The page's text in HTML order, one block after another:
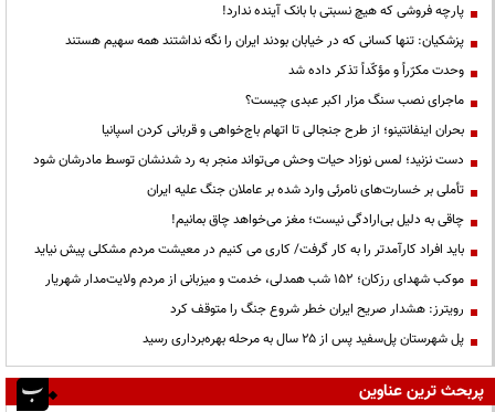
پارچه فروشی که هیچ نسبتی با بانک آینده ندارد!
پزشکیان: تنها کسانی که در خیابان بودند ایران را نگه نداشتند همه سهیم هستند
وحدت مکرّراً و مؤکّداً تذکر داده شد
ماجرای نصب سنگ مزار اکبر عبدی چیست؟
بحران اینفانتینو؛ از طرح جنجالی تا اتهام باج‌خواهی و قربانی کردن اسپانیا
دست نزنید؛ لمس نوزاد حیات وحش می‌تواند منجر به رد شدنشان توسط مادرشان شود
تأملی بر خسارت‌های نامرئی وارد شده بر عاملان جنگ علیه ایران
چاقی به دلیل بی‌ارادگی نیست؛ مغز می‌خواهد چاق بمانیم!
باید افراد کارآمدتر را به کار گرفت/ کاری می کنیم در معیشت مردم مشکلی پیش نیاید
موکب شهدای رزکان؛ ۱۵۲ شب همدلی، خدمت و میزبانی از مردم ولایت‌مدار شهریار
رویترز: هشدار صریح ایران خطر شروع جنگ را متوقف کرد
پل شهرستان پل‌سفید پس از ۲۵ سال به مرحله بهره‌برداری رسید
پربحث ترین عناوین